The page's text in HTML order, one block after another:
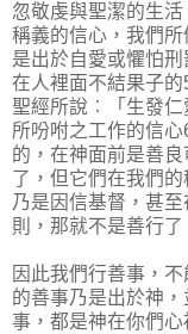
忽敬虔與聖潔的生
稱義的信心，我們
是出於自愛或懼怕
在人裡面不結果子
聖經所說︰「生發
所吩咐之工作的信
的，在神面前是善
了，但它們在我們
乃是因信基督，甚
則，那就不是善行
因此我們行善事，
的善事乃是出於神
事，都是神在你們